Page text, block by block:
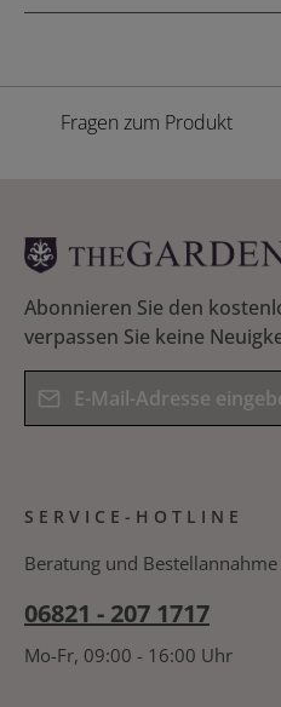
Fragen zum Produkt
Abonnieren Sie den
verpassen Sie keine
E-Mail-Adresse*
Kenntnis genommen und
Bitte geben Sie das Ergebnis
nachfolgende Textfeld ein. *
SERVICE-HOTLINE
Beratung und
06821 - 207 1717
Mo-Fr, 09:00 - 16:00 Uhr